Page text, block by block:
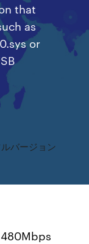
that
as
or
バージョン
480Mbps